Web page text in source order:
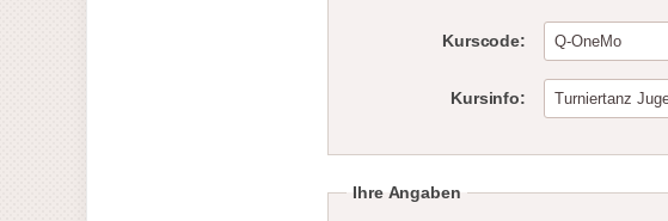
Kurscode:
Kursinfo:
Ihre Angaben